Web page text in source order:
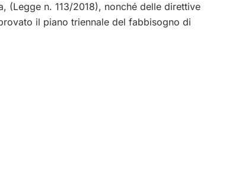
(Legge n. 113/2018), nonché delle direttive
il piano triennale del fabbisogno di